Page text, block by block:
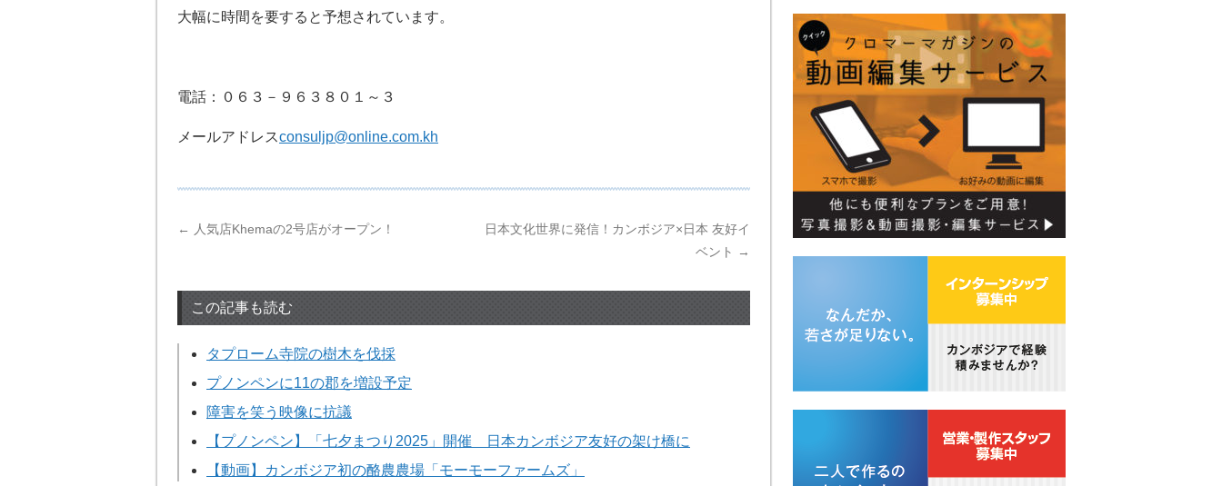
大幅に時間を要すると予想されています。
電話：０６３－９６３８０１～３
メールアドレスconsuljp@online.com.kh
← 人気店Khemaの2号店がオープン！
日本文化世界に発信！カンボジア×日本 友好イ
ベント
→
この記事も読む
タプローム寺院の樹木を伐採
プノンペンに11の郡を増設予定
障害を笑う映像に抗議
【プノンペン】「七夕まつり2025」開催 日本カンボジア友好の架け橋に
【動画】カンボジア初の酪農農場「モーモーファームズ」